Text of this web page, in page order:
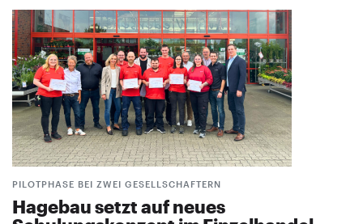
PILOTPHASE BEI ZWEI GESELLSCHAFTERN
Hagebau setzt auf neues